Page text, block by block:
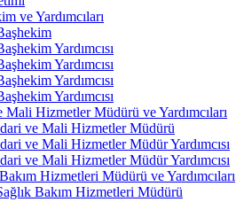
ve Yardımcıları
Yardımcısı
Yardımcısı
Yardımcısı
Yardımcısı
Mali Hizmetler Müdürü ve Yardımcıları
ve Mali Hizmetler Müdürü
ve Mali Hizmetler Müdür Yardımcısı
ve Mali Hizmetler Müdür Yardımcısı
Hizmetleri Müdürü ve Yardımcıları
Bakım Hizmetleri Müdürü